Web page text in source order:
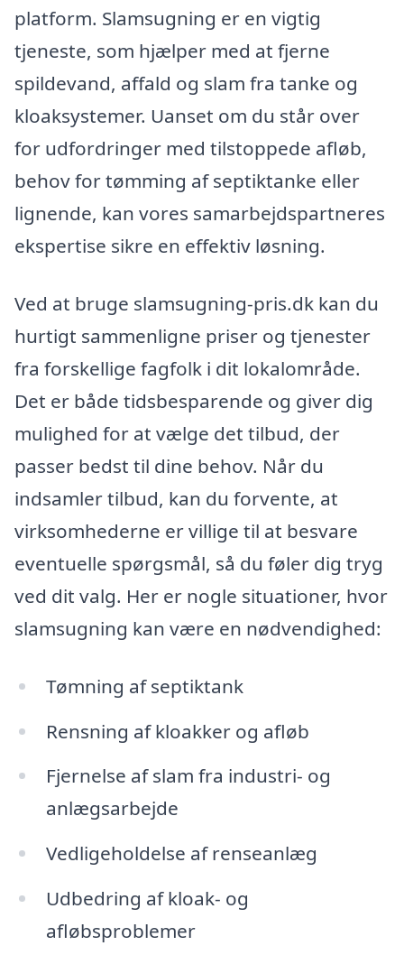
platform. Slamsugning er en vigtig
tjeneste, som hjælper med at fjerne
spildevand, affald og slam fra tanke og
kloaksystemer. Uanset om du står over
for udfordringer med tilstoppede afløb,
behov for tømming af septiktanke eller
lignende, kan vores samarbejdspartneres
ekspertise sikre en effektiv løsning.
Ved at bruge slamsugning-pris.dk kan du
hurtigt sammenligne priser og tjenester
fra forskellige fagfolk i dit lokalområde.
Det er både tidsbesparende og giver dig
mulighed for at vælge det tilbud, der
passer bedst til dine behov. Når du
indsamler tilbud, kan du forvente, at
virksomhederne er villige til at besvare
eventuelle spørgsmål, så du føler dig tryg
ved dit valg. Her er nogle situationer, hvor
slamsugning kan være en nødvendighed:
Tømning af septiktank
Rensning af kloakker og afløb
Fjernelse af slam fra industri- og
anlægsarbejde
Vedligeholdelse af renseanlæg
Udbedring af kloak- og
afløbsproblemer